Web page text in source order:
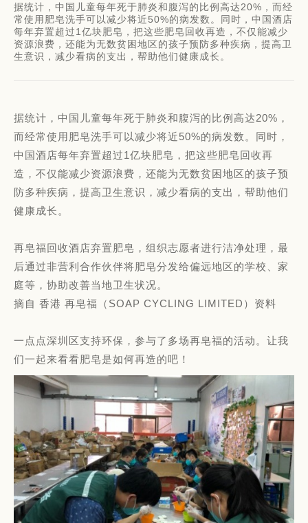
据统计，中国儿童每年死于肺炎和腹泻的比例高达20%，而经
常使用肥皂洗手可以减少将近50%的病发数。同时，中国酒店
每年弃置超过1亿块肥皂，把这些肥皂回收再造，不仅能减少
资源浪费，还能为无数贫困地区的孩子预防多种疾病，提高卫
生意识，减少看病的支出，帮助他们健康成长。
据统计，中国儿童每年死于肺炎和腹泻的比例高达20%，
而经常使用肥皂洗手可以减少将近50%的病发数。同时，
中国酒店每年弃置超过1亿块肥皂，把这些肥皂回收再
造，不仅能减少资源浪费，还能为无数贫困地区的孩子预
防多种疾病，提高卫生意识，减少看病的支出，帮助他们
健康成长。
再皂福回收酒店弃置肥皂，组织志愿者进行洁净处理，最
后通过非营利合作伙伴将肥皂分发给偏远地区的学校、家
庭等，协助改善当地卫生状况。
摘自 香港 再皂福（SOAP CYCLING LIMITED）资料
一点点深圳区支持环保，参与了多场再皂福的活动。让我
们一起来看看肥皂是如何再造的吧！